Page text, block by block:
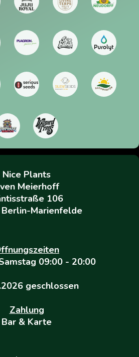
Nice Plants
Meierhoff
106
Marienfelde
09:00 - 20:00
geschlossen
Zahlung
Bar & Karte